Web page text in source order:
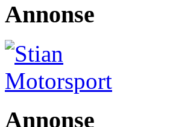
Annonse
Annonse